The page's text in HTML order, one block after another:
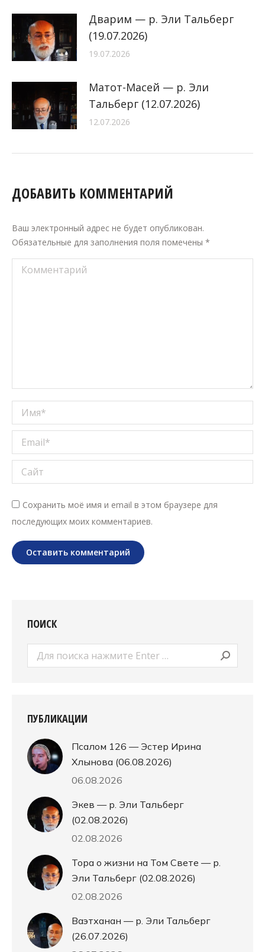
Дварим — р. Эли Тальберг
(19.07.2026)
19.07.2026
Матот-Масей — р. Эли
Тальберг (12.07.2026)
12.07.2026
ДОБАВИТЬ КОММЕНТАРИЙ
Ваш электронный адрес не будет опубликован.
Обязательные для заполнения поля помечены *
Комментарий
Имя *
Email *
Сайт
Сохранить моё имя и email в этом браузере для
последующих моих комментариев.
Оставить комментарий
ПОИСК
Поиск:
ПУБЛИКАЦИИ
Псалом 126 — Эстер Ирина
Хлынова (06.08.2026)
06.08.2026
Экев — р. Эли Тальберг
(02.08.2026)
02.08.2026
Тора о жизни на Том Свете — р.
Эли Тальберг (02.08.2026)
02.08.2026
Ваэтханан — р. Эли Тальберг
(26.07.2026)